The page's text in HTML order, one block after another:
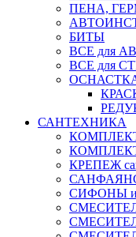
ПЕНА,
БИТЫ
ВСЕ для
ВСЕ для
ОСНАСТКА
САНТЕХНИКА
КРЕПЕЖ
СИФОНЫ